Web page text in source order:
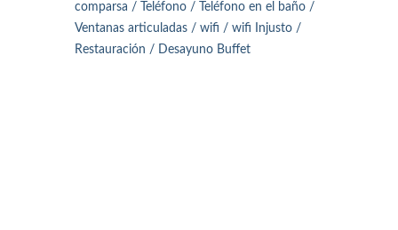
comparsa / Teléfono / Teléfono en el baño /
Ventanas articuladas / wifi / wifi Injusto /
Restauración / Desayuno Buffet